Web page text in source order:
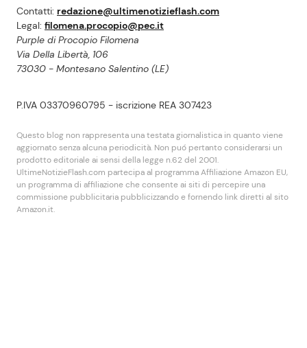
Contatti: redazione@ultimenotizieflash.com
Legal: filomena.procopio@pec.it
Purple di Procopio Filomena
Via Della Libertà, 106
73030 - Montesano Salentino (LE)
P.IVA 03370960795 - iscrizione REA 307423
Questo blog non rappresenta una testata giornalistica in quanto viene
aggiornato senza alcuna periodicità. Non puó pertanto considerarsi un
prodotto editoriale ai sensi della legge n.62 del 2001.
UltimeNotizieFlash.com partecipa al programma Affiliazione Amazon EU,
un programma di affiliazione che consente ai siti di percepire una
commissione pubblicitaria pubblicizzando e fornendo link diretti al sito
Amazon.it.